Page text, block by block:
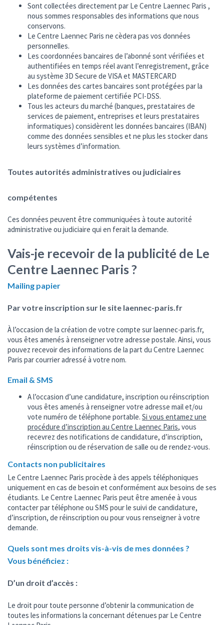
Sont collectées directement par Le Centre Laennec Paris ,
nous sommes responsables des informations que nous
conservons.
Le Centre Laennec Paris ne cèdera pas vos données
personnelles.
Les coordonnées bancaires de l’abonné sont vérifiées et
authentifiées en temps réel avant l’enregistrement, grâce
au système 3D Secure de VISA et MASTERCARD
Les données des cartes bancaires sont protégées par la
plateforme de paiement certifiée PCI-DSS.
Tous les acteurs du marché (banques, prestataires de
services de paiement, entreprises et leurs prestataires
informatiques) considèrent les données bancaires (IBAN)
comme des données sensibles et ne plus les stocker dans
leurs systèmes d’information.
Toutes autorités administratives ou judiciaires
compétentes
Ces données peuvent être communiquées à toute autorité
administrative ou judiciaire qui en ferait la demande.
Vais-je recevoir de la publicité de Le
Centre Laennec Paris ?
Mailing papier
Par votre inscription sur le site laennec-paris.fr
À l’occasion de la création de votre compte sur laennec-paris.fr,
vous êtes amenés à renseigner votre adresse postale. Ainsi, vous
pouvez recevoir des informations de la part du Centre Laennec
Paris par courrier adressé à votre nom.
Email & SMS
A l’occasion d’une candidature, inscription ou réinscription
vous êtes amenés à renseigner votre adresse mail et/ou
vote numéro de téléphone portable. Si vous entamez une
procédure d’inscription au Centre Laennec Paris, vous
recevrez des notifications de candidature, d’inscription,
réinscription ou de réservation de salle ou de rendez-vous.
Contacts non publicitaires
Le Centre Laennec Paris procède à des appels téléphoniques
uniquement en cas de besoin et conformément aux besoins de ses
étudiants. Le Centre Laennec Paris peut être amenée à vous
contacter par téléphone ou SMS pour le suivi de candidature,
d’inscription, de réinscription ou pour vous renseigner à votre
demande.
Quels sont mes droits vis-à-vis de mes données ?
Vous bénéficiez :
D’un droit d’accès :
Le droit pour toute personne d’obtenir la communication de
toutes les informations la concernant détenues par Le Centre